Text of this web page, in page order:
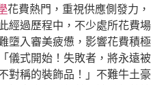
花費熱門，重視供應側發力，
經過歷程中，不少處所花費場
墮入審美疲憊，影響花費積極
儀式開始！失敗者，將永遠被
對稱的裝飾品！」不難牛土豪